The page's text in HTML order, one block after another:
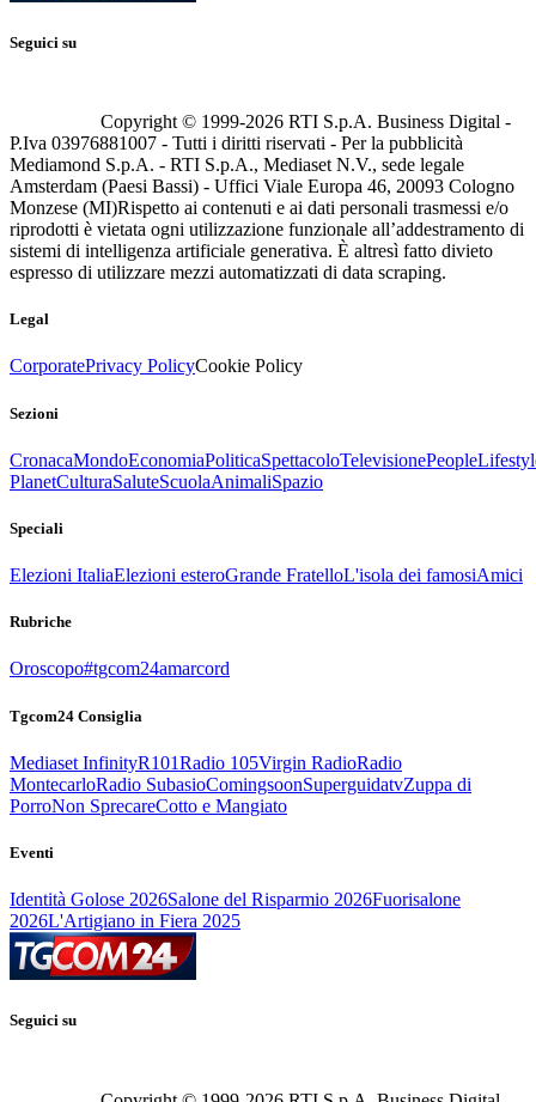
Seguici su
Copyright © 1999-2026 RTI S.p.A. Business Digital -
P.Iva 03976881007 - Tutti i diritti riservati - Per la pubblicità
Mediamond S.p.A. - RTI S.p.A., Mediaset N.V., sede legale
Amsterdam (Paesi Bassi) - Uffici Viale Europa 46, 20093 Cologno
Monzese (MI)Rispetto ai contenuti e ai dati personali trasmessi e/o
riprodotti è vietata ogni utilizzazione funzionale all’addestramento di
sistemi di intelligenza artificiale generativa. È altresì fatto divieto
espresso di utilizzare mezzi automatizzati di data scraping.
Legal
CorporatePrivacy PolicyCookie Policy
Sezioni
CronacaMondoEconomiaPoliticaSpettacoloTelevisionePeople
PlanetCulturaSaluteScuolaAnimaliSpazio
Speciali
Elezioni ItaliaElezioni esteroGrande FratelloL'isola dei famosiAmici
Rubriche
Oroscopo#tgcom24amarcord
Tgcom24 Consiglia
Mediaset InfinityR101Radio 105Virgin RadioRadio
MontecarloRadio SubasioComingsoonSuperguidatvZuppa di
PorroNon SprecareCotto e Mangiato
Eventi
Identità Golose 2026Salone del Risparmio 2026Fuorisalone
2026L'Artigiano in Fiera 2025
Seguici su